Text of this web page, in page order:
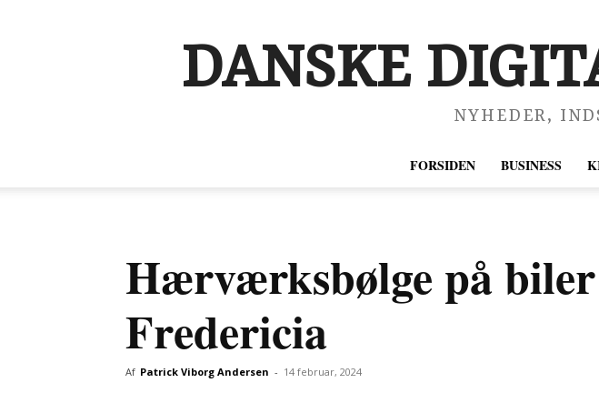
DANSKE
NYHEDER,
FORSIDEN BUSINESS
Hærværksbølge på
Fredericia
Af Patrick Viborg Andersen - 14 februar, 2024